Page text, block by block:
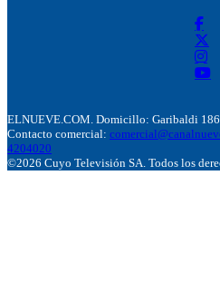
ELNUEVE.COM. Domicillo: Garibaldi
Contacto comercial:
4204020
©2026 Cuyo Televisión SA. Todos los